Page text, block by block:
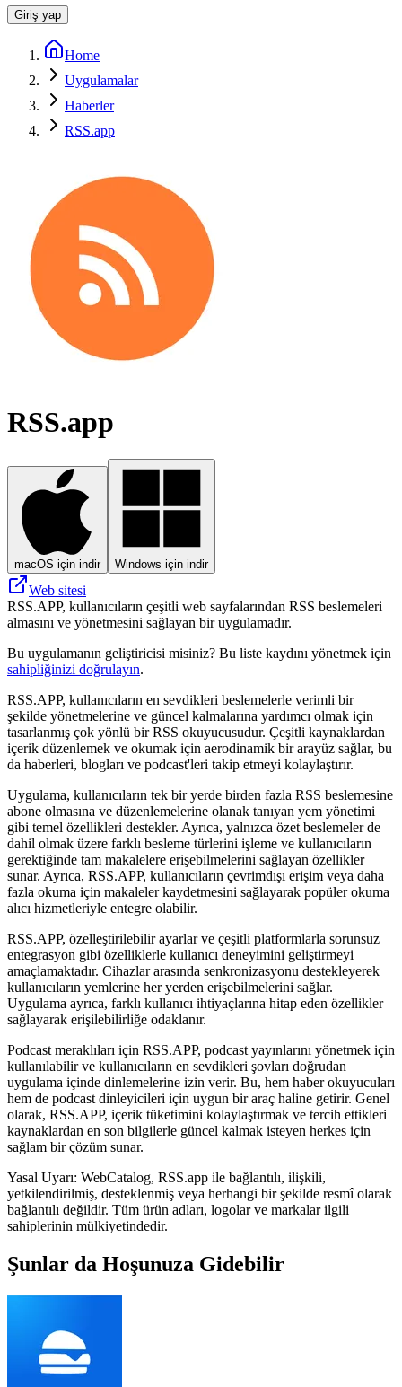
Giriş yap
Home
Uygulamalar
Haberler
RSS.app
RSS.app
macOS için indir Windows için indir
Web sitesi
RSS.APP, kullanıcıların çeşitli web sayfalarından RSS beslemeleri
almasını ve yönetmesini sağlayan bir uygulamadır.
Bu uygulamanın geliştiricisi misiniz? Bu liste kaydını yönetmek için
sahipliğinizi doğrulayın.
RSS.APP, kullanıcıların en sevdikleri beslemelerle verimli bir
şekilde yönetmelerine ve güncel kalmalarına yardımcı olmak için
tasarlanmış çok yönlü bir RSS okuyucusudur. Çeşitli kaynaklardan
içerik düzenlemek ve okumak için aerodinamik bir arayüz sağlar, bu
da haberleri, blogları ve podcast'leri takip etmeyi kolaylaştırır.
Uygulama, kullanıcıların tek bir yerde birden fazla RSS beslemesine
abone olmasına ve düzenlemelerine olanak tanıyan yem yönetimi
gibi temel özellikleri destekler. Ayrıca, yalnızca özet beslemeler de
dahil olmak üzere farklı besleme türlerini işleme ve kullanıcıların
gerektiğinde tam makalelere erişebilmelerini sağlayan özellikler
sunar. Ayrıca, RSS.APP, kullanıcıların çevrimdışı erişim veya daha
fazla okuma için makaleler kaydetmesini sağlayarak popüler okuma
alıcı hizmetleriyle entegre olabilir.
RSS.APP, özelleştirilebilir ayarlar ve çeşitli platformlarla sorunsuz
entegrasyon gibi özelliklerle kullanıcı deneyimini geliştirmeyi
amaçlamaktadır. Cihazlar arasında senkronizasyonu destekleyerek
kullanıcıların yemlerine her yerden erişebilmelerini sağlar.
Uygulama ayrıca, farklı kullanıcı ihtiyaçlarına hitap eden özellikler
sağlayarak erişilebilirliğe odaklanır.
Podcast meraklıları için RSS.APP, podcast yayınlarını yönetmek için
kullanılabilir ve kullanıcıların en sevdikleri şovları doğrudan
uygulama içinde dinlemelerine izin verir. Bu, hem haber okuyucuları
hem de podcast dinleyicileri için uygun bir araç haline getirir. Genel
olarak, RSS.APP, içerik tüketimini kolaylaştırmak ve tercih ettikleri
kaynaklardan en son bilgilerle güncel kalmak isteyen herkes için
sağlam bir çözüm sunar.
Yasal Uyarı: WebCatalog, RSS.app ile bağlantılı, ilişkili,
yetkilendirilmiş, desteklenmiş veya herhangi bir şekilde resmî olarak
bağlantılı değildir. Tüm ürün adları, logolar ve markalar ilgili
sahiplerinin mülkiyetindedir.
Şunlar da Hoşunuza Gidebilir